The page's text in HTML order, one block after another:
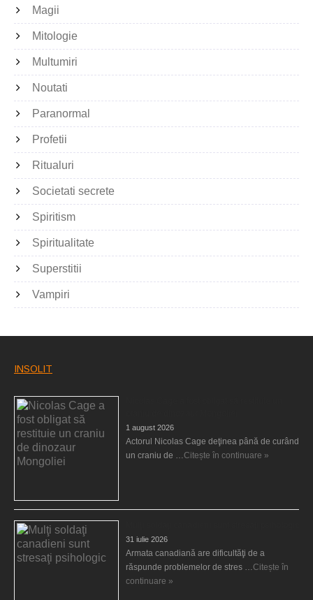
Magii
Mitologie
Multumiri
Noutati
Paranormal
Profetii
Ritualuri
Societati secrete
Spiritism
Spiritualitate
Superstitii
Vampiri
INSOLIT
1 august 2026
Actorul Nicolas Cage deţinea până de curând
un craniu de …Citește în continuare »
31 iulie 2026
Armata canadiană are dificultăţi de a
răspunde problemelor de stres …Citește în
continuare »